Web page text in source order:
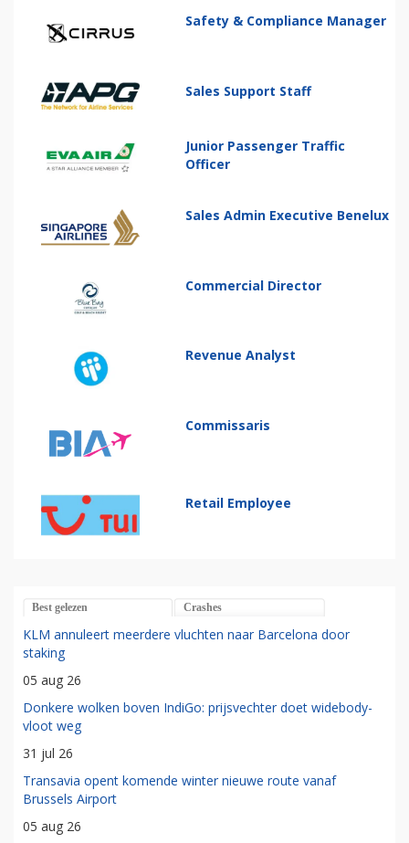
Safety & Compliance Manager
Sales Support Staff
Junior Passenger Traffic
Officer
Sales Admin Executive Benelux
Commercial Director
Revenue Analyst
Commissaris
Retail Employee
Best gelezen Crashes
KLM annuleert meerdere vluchten naar Barcelona door
staking
05 aug 26
Donkere wolken boven IndiGo: prijsvechter doet widebody-
vloot weg
31 jul 26
Transavia opent komende winter nieuwe route vanaf
Brussels Airport
05 aug 26